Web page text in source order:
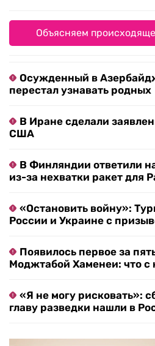
Объясняем
Осужденный в
перестал узнавать родных
В Иране сделали
США
В Финляндии ответили
из-за нехватки ракет для
«Остановить войну»:
России и Украине с
Появилось первое за
Моджтабой Хаменеи: что с
«Я не могу рисковать»:
главу разведки нашли в